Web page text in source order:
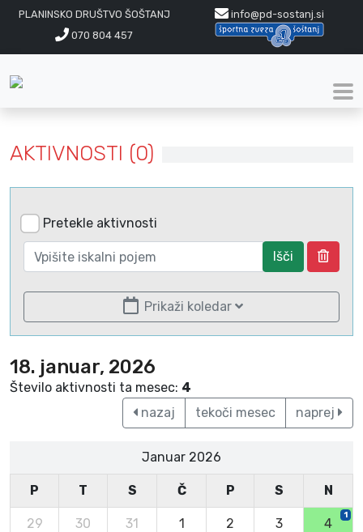
PLANINSKO DRUŠTVO ŠOŠTANJ
info@pd-sostanj.si
070 804 457
AKTIVNOSTI (0)
Pretekle aktivnosti
Išči
Prikaži koledar
18. januar, 2026
Število aktivnosti ta mesec: 4
nazaj
tekoči mesec naprej
Januar 2026
P T S Č P S N
29 30 31 1 2 3 4
1